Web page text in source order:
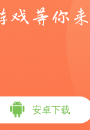
安卓下载